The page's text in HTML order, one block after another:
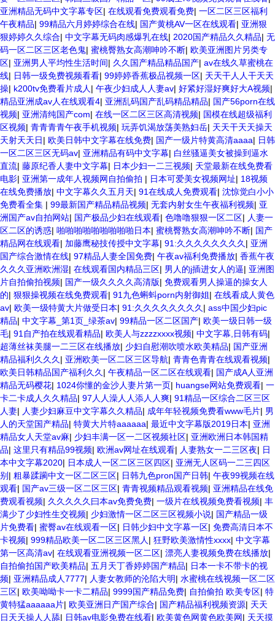
亚洲精品无码中文字幕专区| 在线观看免费观看免费| 一区二区三区福利
午夜精品| 99精品六月婷婷综合在线| 国产黄桃AV一区在线观看| 亚洲狠
狠婷婷久久综合| 中文字幕无码肉感爆乳在线| 2020国产精品久久精品| 无
码一区二区三区老色鬼| 蜜桃臀熟女高潮呻吟不断| 欧美亚洲图片另类专
区| 亚洲男人平均性生活时间| 久久国产精品精品国产| av在线久草蜜桃在
线| 日韩一级免费视频看看| 99婷婷香蕉极品视频一区| 天天干人人干天天
操| k200tv免费看片成人 | 午夜少妇成人人妻av| 好紧好湿好爽好大A视频|
精品亚洲成av人在线观看4| 亚洲乱码国产乱码精品精品| 国产56porn在线
视频| 亚洲清纯国产com| 在线一区二区三区高清视频| 国模在线超级福利
区视频| 青青青青午夜手机视频| 玩弄饥渴放荡美熟妇岳| 天天干天天操天
天射天天日| 欧美日韩中文字幕在线免费| 国产一级片特黄高清aaaa| 日韩
一区二区三区无码av| 亚洲精品有码中文字幕| 白丝骚逼美女被操到逼水
直流| 藤原纪香人妻中文字幕| 日本少妇一二三视频| 天堂最新在线免费看
电影| 亚洲第一成年人视频网自拍偷拍 | 日本可爱美女视频网址| 18视频
在线免费播放| 中文字幕久久五月天| 91在线成人免费观看| 沈惊觉白小小
免费看全集 | 99最新国产精品精品视频| 无套内射女生午夜福利视频| 亚
洲国产av自拍网站| 国产极品少妇在线观看| 色噜噜狠狠一区二区| 人妻一
区二区的诱惑| 啪啪啪啪啪啪啪啪啪日本| 蜜桃臀熟女高潮呻吟不断| 国产
精品网在线观看| 加藤鹰秘技传授中文字幕| 91:久久久久久久久久 | 亚洲
国产综合激情在线| 97精品人妻全国免费| 午夜av福利免费播放| 香蕉午夜
久久久亚洲欧洲湿| 在线观看国内精品三区| 男人的j插进女人的逼| 亚洲图
片自拍偷拍视频| 国产一级久久久久高清版| 免费观看男人操逼的操女人
的| 狠狠操视频在线免费观看| 91九色蝌蚪porn内射御姐| 在线看成人黄色
av| 欧美一级特黄大片做受日本| 91:久久久久久久久久 | ass中国少妇pic
精品| 中文字幕_第1页_绿茶av| 99精品一区二区国产| 欧美一级日韩一级
毛| 91自产拍在线观看精品| 欧美人与zzzzxxxx视频| 中文字幕,日韩有码|
超薄丝袜美腿一二三区在线播放| 少妇自慰潮吹喷水欧美精品| 国产亚洲
精品福利久久久 | 亚洲欧美一区二区三区导航| 青青色青青在线观看视频|
欧美日韩精品国产福利久久 | 午夜精品一区二区在线观看| 国产成A人亚洲
精品无码樱花| 1024你懂的金沙人妻片第一页| huangse网站免费观看| 一
卡二卡成人久久精品| 97人人澡人人添人人爽| 91精品一区综合二区三区
人妻| 人妻少妇麻豆中文字幕久久精品| 成年年轻视频免费看www毛片| 男
人的天堂国产精品| 特黄大片特aaaaaa| 最近中文字幕版2019日本| 亚洲
精品女人天堂av麻| 少妇丰满一区一二区视频社区| 亚洲欧洲日本韩国精
品| 这里只有精品99视频| 欧洲av网址在线观看| 人妻熟女一二三区夜| 日
本中文字幕2020| 日本成人一区二区三区四区| 亚洲无人区码一二三四区
别 | 粗暴蹂躏中文一区二区三区| 日韩九色pron国产日韩| 午夜99视频在线
观看| 国产av三级一区二区三区| 青青视频精品观看视频| 亚洲精品在线免
费观看视频| 久久久久久曰本av免费免费| 一级片在线视频免费看视频| 丰
满少了少妇性生交视频| 少妇激情一区二区三区视频小说| 国产精品一级
片免费看| 蜜臀av在线观看一区| 日韩少妇中文字幕一区| 免费高清日本不
卡视频| 999精品欧美一区二区三区黑人 | 狂野欧美激情性xxxx| 中文字幕
第一区高清av| 在线观看亚洲视频一区二区| 漂亮人妻视频免费在线播放|
自拍偷拍国产欧美精品| 五月天丁香婷婷国产精品| 日本一卡不带卡的视
频| 亚洲精品成人7777| 人妻女教师的沦陷大明| 水蜜桃在线视频一区二区
三区| 欧美呦呦卡一卡二精品| 9999国产精品免费| 自拍偷拍 欧美专区| 特
黄特猛aaaaaa片| 欧美亚洲日产国产综合| 国产精品福利视频资源| 天天
日天天操人人舔| 日韩av电影免费在线看| 欧美黄色网黄色欧美网| 天天摸